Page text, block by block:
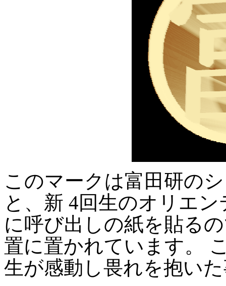
このマークは富田研の
と、新 4回生のオリエ
に呼び出しの紙を貼る
置に置かれています。
生が感動し畏れを抱い